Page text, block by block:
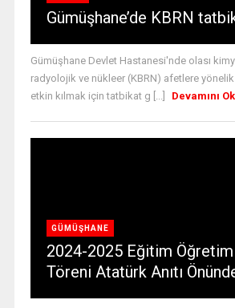
Gümüşhane’de KBRN
Gümüşhane Devlet Hastanesi'nde olası
radyolojik ve nükleer (KBRN) afetlere
etkin kılmak için tatbikat g [...]
Devamını
GÜMÜŞHANE
2024-2025 Eğitim Öğretim
Töreni Atatürk Anıtı